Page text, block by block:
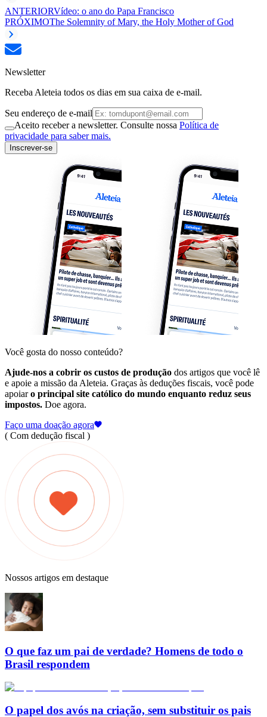
ANTERIORVídeo: o ano do Papa Francisco
PRÓXIMOThe Solemnity of Mary, the Holy Mother of God
Newsletter
Receba Aleteia todos os dias em sua caixa de e-mail.
Seu endereço de e-mail
Aceito receber a newsletter. Consulte nossa Política de
privacidade para saber mais.
Inscrever-se
Você gosta do nosso conteúdo?
Ajude-nos a cobrir os custos de produção dos artigos que você lê
e apoie a missão da Aleteia. Graças às deduções fiscais, você pode
apoiaro principal site católico do mundo enquanto reduz seus
impostos. Doe agora.
Faço uma doação agora
( Com dedução fiscal )
Nossos artigos em destaque
O que faz um pai de verdade? Homens de todo o
Brasil respondem
O papel dos avós na criação, sem substituir os pais